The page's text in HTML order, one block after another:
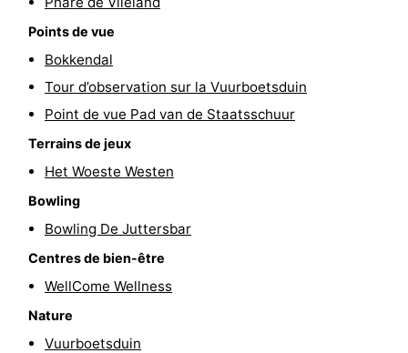
Wadden
phoques
manger
Événements
Pratiques
Forum
Route
des
Wadden
Adresses
Médicales
Région
Friesland
Points de vue
Bokkendal
Tour d’observation sur la Vuurboetsduin
Point de vue Pad van de Staatsschuur
Terrains de jeux
Het Woeste Westen
Bowling
Bowling De Juttersbar
Centres de bien-être
WellCome Wellness
Nature
Vuurboetsduin